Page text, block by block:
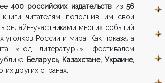
400 российских издательств из56
книги читателям, пополнившим свои
онлайн-участниками многих событий
уголков России и мира. Как показала
«Год литературы», фестивалем
Беларусь, Казахстане, Украине,
других странах.